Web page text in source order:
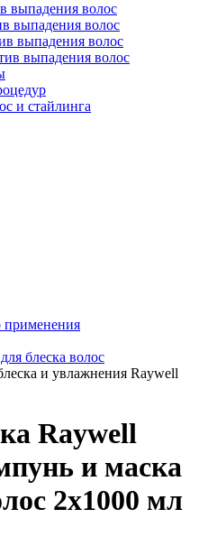
выпадения волос
выпадения волос
выпадения волос
выпадения волос
и стайлинга
применения
блеска волос
и увлажнения Raywell
Raywell
и маска
2x1000 мл